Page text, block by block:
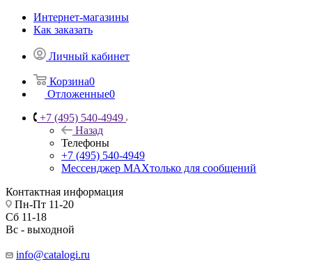
Интернет-магазины
Как заказать
Личный кабинет
Корзина0
Отложенные0
+7 (495) 540-4949
Назад
Телефоны
+7 (495) 540-4949
Мессенджер МАХтолько для сообщений
Контактная информация
Пн-Пт 11-20
Сб 11-18
Вс - выходной
info@catalogi.ru